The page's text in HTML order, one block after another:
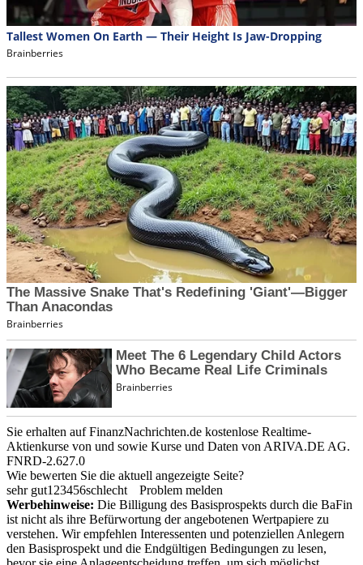
Sie erhalten auf FinanzNachrichten.de kostenlose Realtime-
Aktienkurse von und sowie Kurse und Daten von ARIVA.DE AG.
FNRD-2.627.0
Wie bewerten Sie die aktuell angezeigte Seite?
sehr gut1 23456schlecht
Problem melden
Werbehinweise: Die Billigung des Basisprospekts durch die BaFin
ist nicht als ihre Befürwortung der angebotenen Wertpapiere zu
verstehen. Wir empfehlen Interessenten und potenziellen Anlegern
den Basisprospekt und die Endgültigen Bedingungen zu lesen,